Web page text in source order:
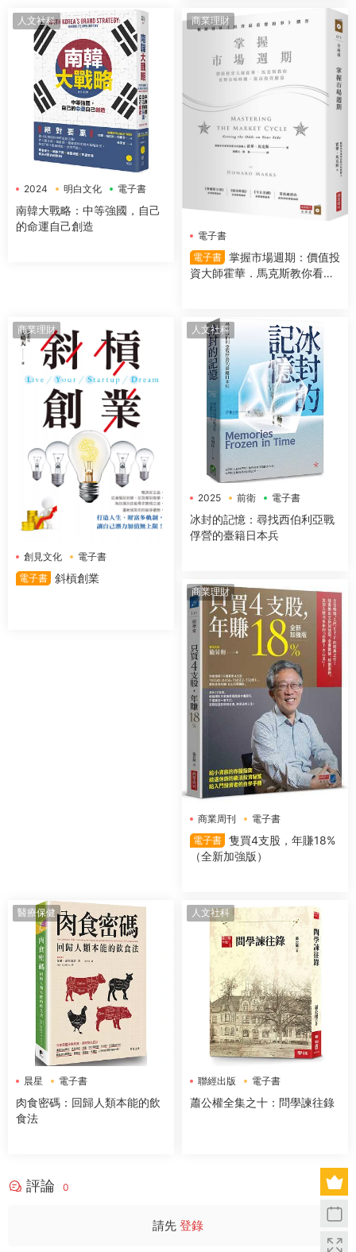
人文社科
2024 明白文化 電子書
南韓大戰略：中等強國，自己
的命運自己創造
商業理財
電子書
電子書 掌握市場週期：價值投
資大師霍華．馬克斯教你看對
商業理財
創見文化
電子書
電子書 斜槓創業
人文社科
2025 前衛 電子書
冰封的記憶：尋找西伯利亞戰
俘營的臺籍日本兵
商業理財
商業周刊
電子書
電子書 隻買4支股，年賺18%
（全新加強版）
醫療保健
晨星 電子書
肉食密碼：回歸人類本能的飲
食法
人文社科
聯經出版 電子書
蕭公權全集之十：問學諫往錄
評論 0
請先 登錄